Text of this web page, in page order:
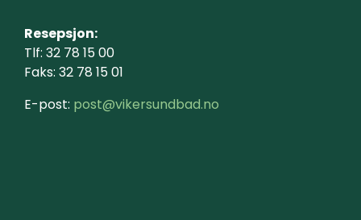
Resepsjon:
Tlf: 32 78 15 00
Faks: 32 78 15 01
E-post: post@vikersundbad.no